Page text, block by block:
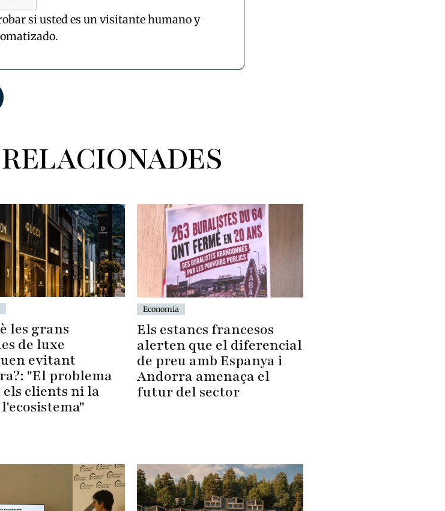
si usted es un visitante humano y
les grans
de luxe
evitant
"El problema
els clients ni la
Economia
Els estancs francesos
alerten que el diferencial
de preu amb Espanya i
Andorra amenaça el
futur del sector